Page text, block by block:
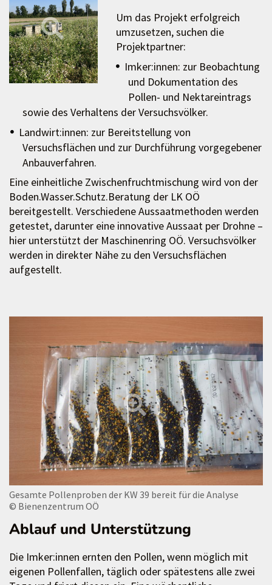
Um das Projekt erfolgreich
umzusetzen, suchen die
Projektpartner:
Imker:innen: zur Beobachtung
und Dokumentation des
Pollen- und Nektareintrags
sowie des Verhaltens der Versuchsvölker.
Landwirt:innen: zur Bereitstellung von
Versuchsflächen und zur Durchführung vorgegebener
Anbauverfahren.
Eine einheitliche Zwischenfruchtmischung wird von der
Boden.Wasser.Schutz.Beratung der LK OÖ
bereitgestellt. Verschiedene Aussaatmethoden werden
getestet, darunter eine innovative Aussaat per Drohne –
hier unterstützt der Maschinenring OÖ. Versuchsvölker
werden in direkter Nähe zu den Versuchsflächen
aufgestellt.
Gesamte Pollenproben der KW 39 bereit für die Analyse
© Bienenzentrum OÖ
Ablauf und Unterstützung
Die Imker:innen ernten den Pollen, wenn möglich mit
eigenen Pollenfallen, täglich oder spätestens alle zwei